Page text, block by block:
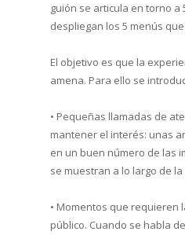
guión se articula en torno
despliegan los 5 menús
El objetivo es que la
amena. Para ello se
• Pequeñas llamadas de
mantener el interés: unas
en un buen número de las
se muestran a lo largo de
• Momentos que requieren
público. Cuando se habla